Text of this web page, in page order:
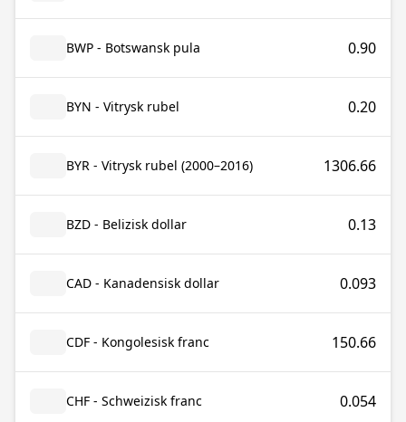
BWP - Botswansk pula 0.90
BYN - Vitrysk rubel 0.20
BYR - Vitrysk rubel (2000–2016) 1306.66
BZD - Belizisk dollar 0.13
CAD - Kanadensisk dollar 0.093
CDF - Kongolesisk franc 150.66
CHF - Schweizisk franc 0.054